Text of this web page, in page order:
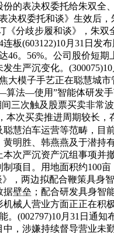
的表决权委托给朱双
权委托和谈》生效后
《分歧步履和谈》，朱
板(603122)10月31日发
46。56%。公司股价短
生严沉变化。
大模子手艺正在聪慧城
法—使用”智能体研发
三次触及股票买卖非
本次买卖推进周期较长
慧泊车运营等范畴，目
明胜、韩燕燕及于潜
次严沉资产沉组事项
项目。用地面积约100
，两边拟配合鞭策具
壁垒；配合研发具身
械人营业方面正正在
(002797)10月31日通
，涉嫌持续督导营业